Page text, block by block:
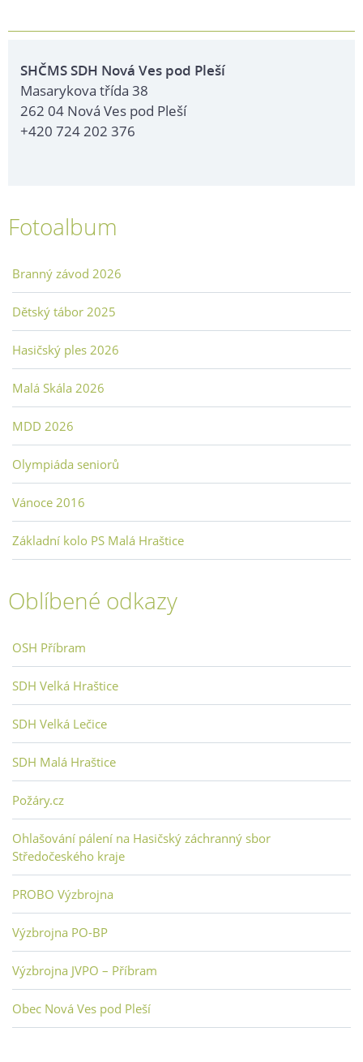
SHČMS SDH Nová Ves pod Pleší
Masarykova třída 38
262 04 Nová Ves pod Pleší
+420 724 202 376
Fotoalbum
Branný závod 2026
Dětský tábor 2025
Hasičský ples 2026
Malá Skála 2026
MDD 2026
Olympiáda seniorů
Vánoce 2016
Základní kolo PS Malá Hraštice
Oblíbené odkazy
OSH Příbram
SDH Velká Hraštice
SDH Velká Lečice
SDH Malá Hraštice
Požáry.cz
Ohlašování pálení na Hasičský záchranný sbor
Středočeského kraje
PROBO Výzbrojna
Výzbrojna PO-BP
Výzbrojna JVPO – Příbram
Obec Nová Ves pod Pleší